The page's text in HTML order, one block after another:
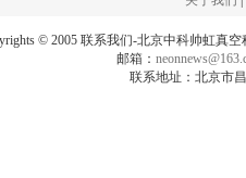
© 2005 联系我们-北京中科帅虹真
邮箱：
联系地址：北京市